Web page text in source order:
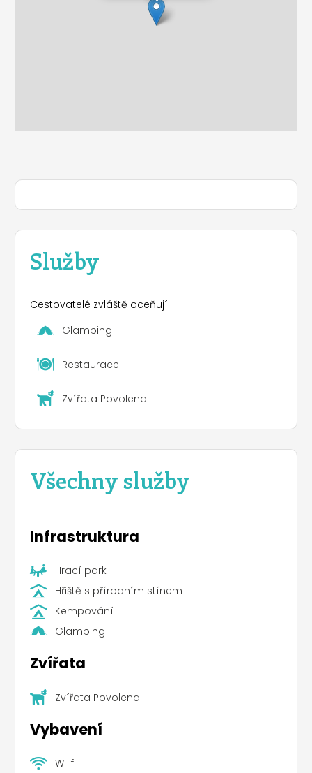
Služby
Cestovatelé zvláště oceňují:
Glamping
Restaurace
Zvířata Povolena
Všechny služby
Infrastruktura
Hrací park
Hřiště s přírodním stínem
Kempování
Glamping
Zvířata
Zvířata Povolena
Vybavení
Wi-fi